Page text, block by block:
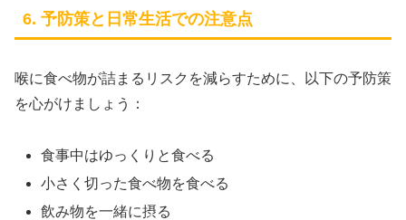
6. 予防策と日常生活での注意点
喉に食べ物が詰まるリスクを減らすために、以下の予防策
を心がけましょう：
食事中はゆっくりと食べる
小さく切った食べ物を食べる
飲み物を一緒に摂る